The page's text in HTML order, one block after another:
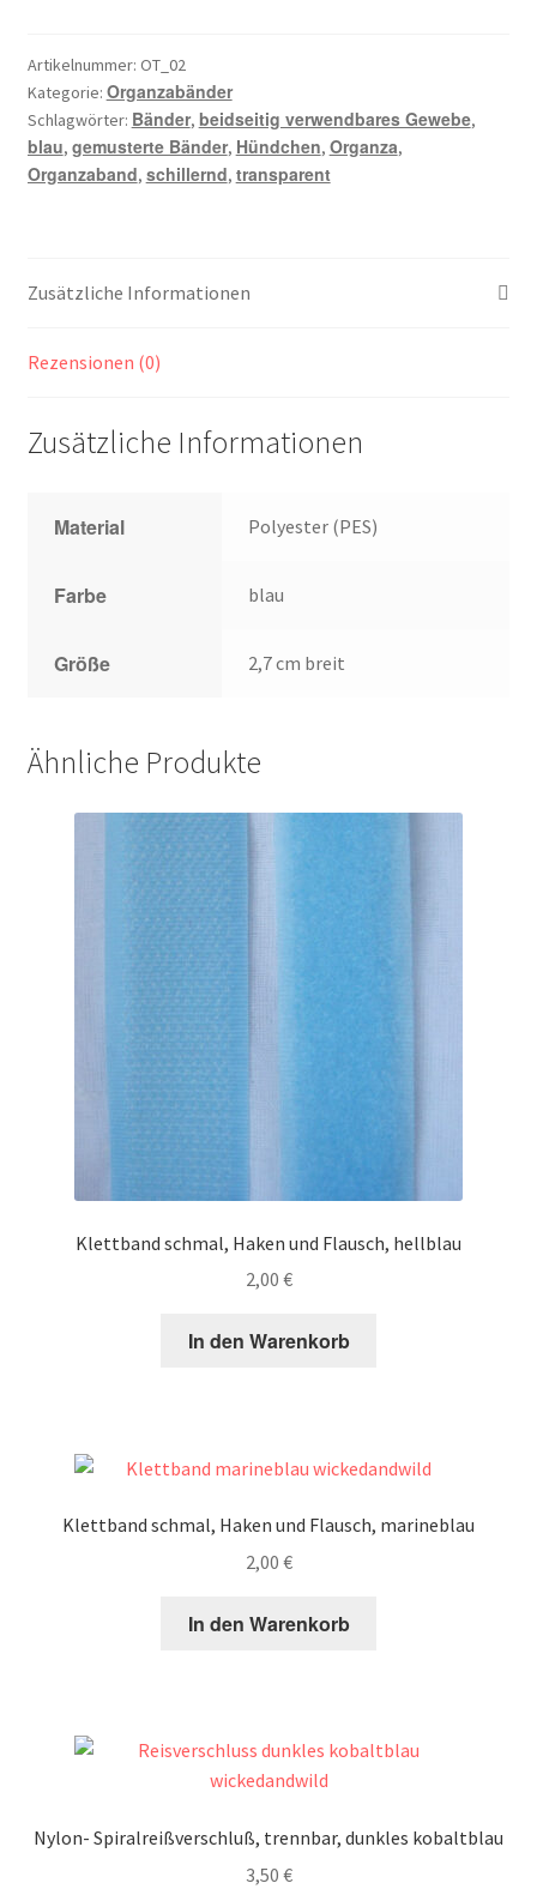
Hündchen,
blau,
transparent
Menge
Artikelnummer: OT_02
Kategorie: Organzabänder
Schlagwörter: Bänder, beidseitig verwendbares Gewebe,
blau, gemusterte Bänder, Hündchen, Organza,
Organzaband, schillernd, transparent
Zusätzliche Informationen
Rezensionen (0)
Zusätzliche Informationen
Material Polyester (PES)
Farbe blau
Größe 2,7 cm breit
Ähnliche Produkte
Klettband schmal, Haken und Flausch, hellblau
2,00 €
In den Warenkorb
Klettband schmal, Haken und Flausch, marineblau
2,00 €
In den Warenkorb
Nylon- Spiralreißverschluß, trennbar, dunkles kobaltblau
3,50 €